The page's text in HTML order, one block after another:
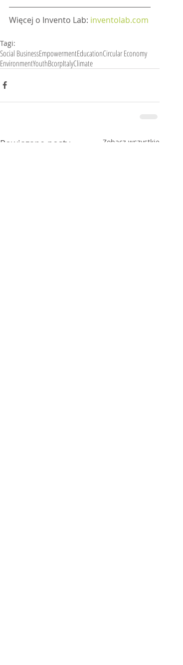
Więcej o Invento Lab: inventolab.com
Tagi:
Social BusinessEmpowermentEducationCircular Economy
EnvironmentYouthBcorpItalyClimate
Powiązane posty Zobacz wszystkie